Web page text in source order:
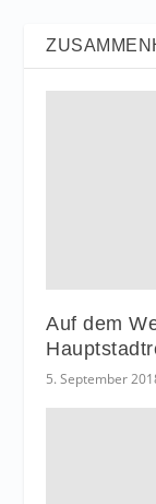
Auf dem
5. September